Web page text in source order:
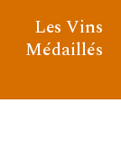
Les Vins
Médaillés